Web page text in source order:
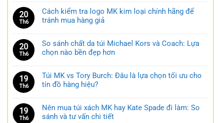
20
Th6
Cách kiểm tra logo MK kim loại chính hãng để
tránh mua hàng giả
20
Th6
So sánh chất da túi Michael Kors và Coach: Lựa
chọn nào bền đẹp hơn
19
Th6
Túi MK vs Tory Burch: Đâu là lựa chọn tối ưu cho
tín đồ hàng hiệu?
19
Th6
Nên mua túi xách MK hay Kate Spade đi làm: So
sánh và tư vấn chi tiết